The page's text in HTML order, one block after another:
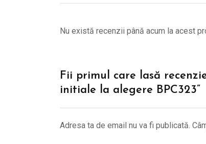
Nu există recenzii până acum la acest
Fii primul care lasă
initiale la alegere BPC323”
Adresa ta de email nu va fi publicată.